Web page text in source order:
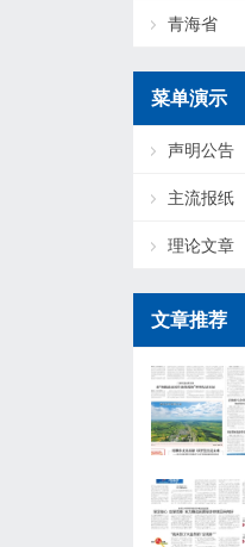
青海省
菜单演示
声明公告
主流报纸
理论文章
文章推荐